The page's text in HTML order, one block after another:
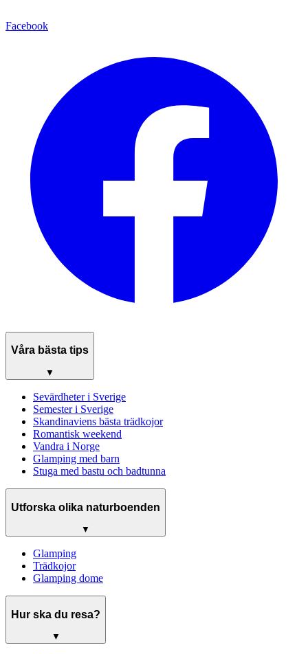
Facebook
Våra bästa tips
▼
Sevärdheter i Sverige
Semester i Sverige
Skandinaviens bästa trädkojor
Romantisk weekend
Vandra i Norge
Glamping med barn
Stuga med bastu och badtunna
Utforska olika naturboenden
▼
Glamping
Trädkojor
Glamping dome
Hur ska du resa?
▼